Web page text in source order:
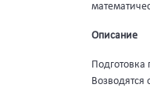
Описание
Подготовка
Возводятся